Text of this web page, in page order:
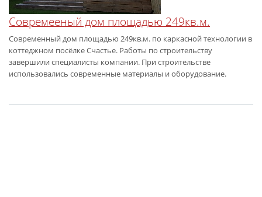
Совремееный дом площадью 249кв.м.
Современный дом площадью 249кв.м. по каркасной технологии в
коттеджном посёлке Счастье. Работы по строительству
завершили специалисты компании. При строительстве
использовались современные материалы и оборудование.